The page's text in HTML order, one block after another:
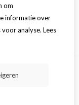
om
informatie over
analyse. Lees